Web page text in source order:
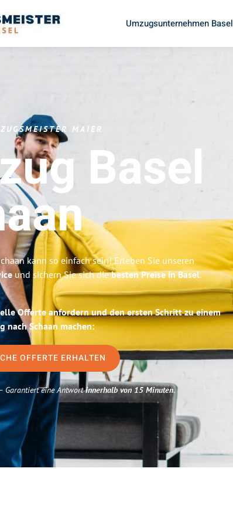
Umzugsunternehmen Basel
MAIER
Basel
kann so einfach sein! Erleben Sie unseren
und sichern Sie sich diebesten Preise in Basel.
Offerte anfordern und den ersten Schritt zu einem
nach Schaan machen:
OFFERTE ERHALTEN
Garantiert eine Antwortinnerhalb von 15 Minuten.